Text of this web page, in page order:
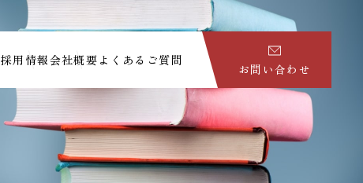
採用情報会社概要 よくあるご質問
お問い合わせ